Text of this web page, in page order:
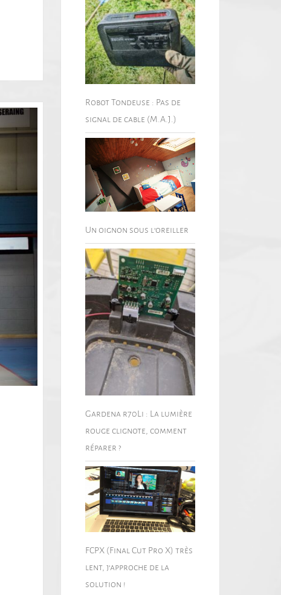
Robot Tondeuse : Pas de
signal de cable (M.A.J.)
Un oignon sous l’oreiller
Gardena r70Li : La lumière
rouge clignote, comment
réparer ?
FCPX (Final Cut Pro X) très
lent, j’approche de la
solution !